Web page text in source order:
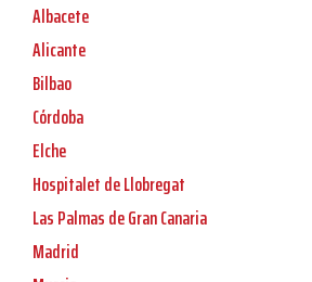
Albacete
Alicante
Bilbao
Córdoba
Elche
Hospitalet de Llobregat
Las Palmas de Gran Canaria
Madrid